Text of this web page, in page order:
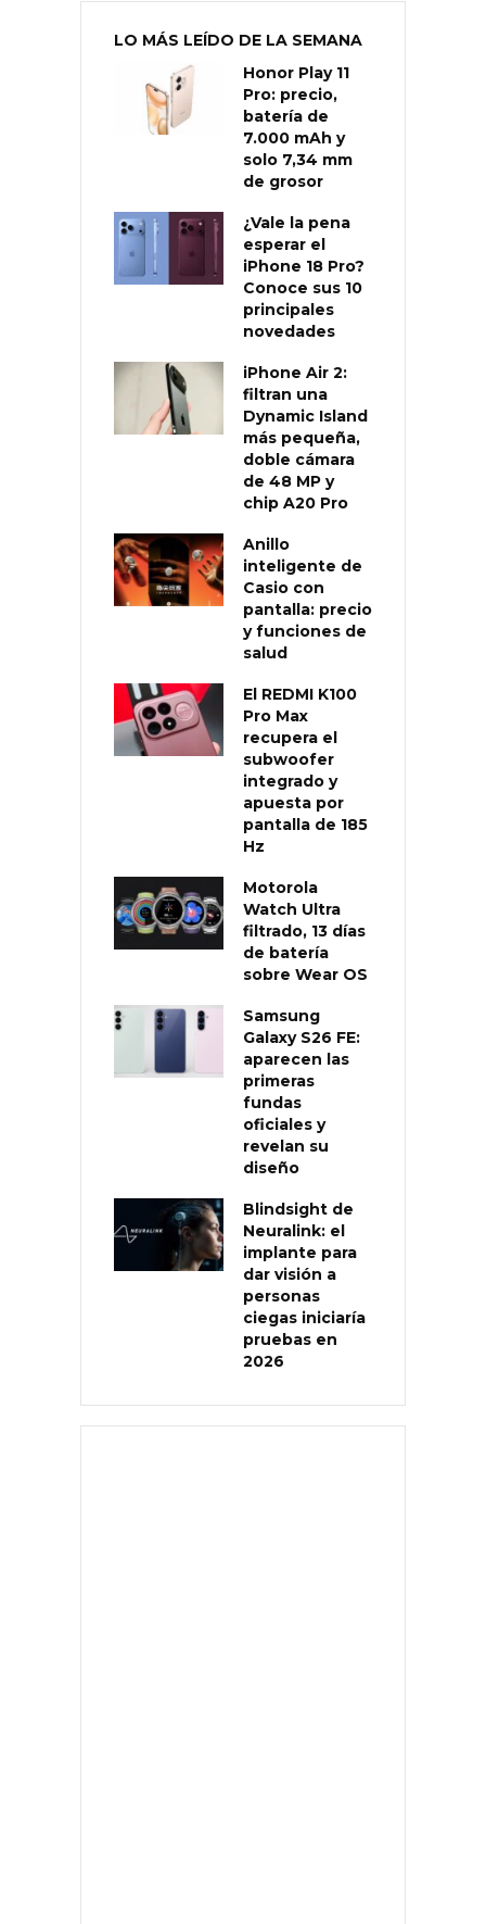
LO MÁS LEÍDO DE LA SEMANA
Honor Play 11
Pro: precio,
batería de
7.000 mAh y
solo 7,34 mm
de grosor
¿Vale la pena
esperar el
iPhone 18 Pro?
Conoce sus 10
principales
novedades
iPhone Air 2:
filtran una
Dynamic Island
más pequeña,
doble cámara
de 48 MP y
chip A20 Pro
Anillo
inteligente de
Casio con
pantalla: precio
y funciones de
salud
El REDMI K100
Pro Max
recupera el
subwoofer
integrado y
apuesta por
pantalla de 185
Hz
Motorola
Watch Ultra
filtrado, 13 días
de batería
sobre Wear OS
Samsung
Galaxy S26 FE:
aparecen las
primeras
fundas
oficiales y
revelan su
diseño
Blindsight de
Neuralink: el
implante para
dar visión a
personas
ciegas iniciaría
pruebas en
2026